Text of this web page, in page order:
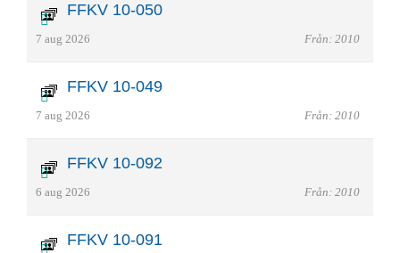
FFKV 10-050
7 aug 2026 Från: 2010
FFKV 10-049
7 aug 2026 Från: 2010
FFKV 10-092
6 aug 2026 Från: 2010
FFKV 10-091